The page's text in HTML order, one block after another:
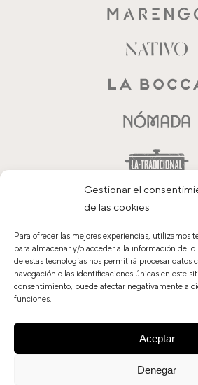
Gestionar el
de las cookies
Para ofrecer las mejores experiencias, utilizamos
para almacenar y/o acceder a la información del
de estas tecnologías nos permitirá procesar datos
navegación o las identificaciones únicas en este
consentimiento, puede afectar negativamente a
funciones.
Aceptar
Denegar
Aviso legal
Política de